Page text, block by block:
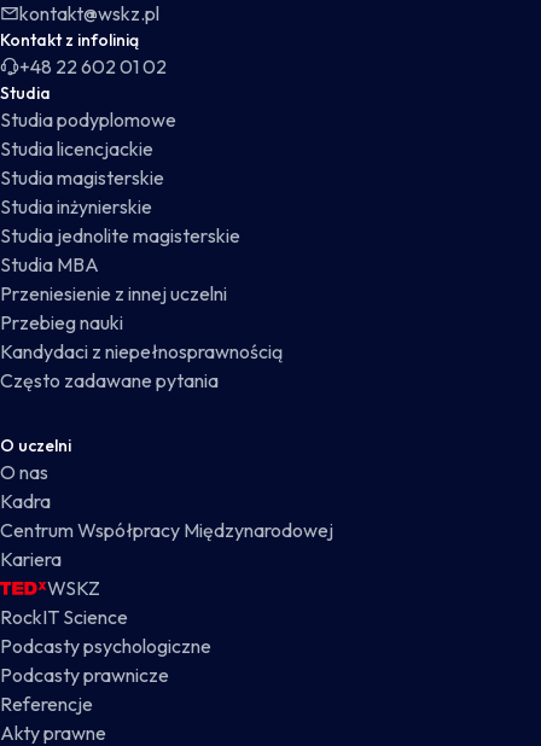
kontakt@wskz.pl
Kontakt z infolinią
+48 22 602 01 02
Studia
Studia podyplomowe
Studia licencjackie
Studia magisterskie
Studia inżynierskie
Studia jednolite magisterskie
Studia MBA
Przeniesienie z innej uczelni
Przebieg nauki
Kandydaci z niepełnosprawnością
Często zadawane pytania
O uczelni
O nas
Kadra
Centrum Współpracy Międzynarodowej
Kariera
WSKZ
RockIT Science
Podcasty psychologiczne
Podcasty prawnicze
Referencje
Akty prawne